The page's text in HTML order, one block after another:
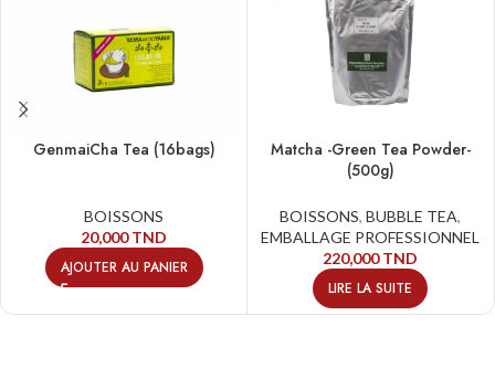
GenmaiCha Tea (16bags)
BOISSONS
20,000TND
AJOUTER AU PANIER
Matcha -Green Tea Powder-
(500g)
BOISSONS, BUBBLE TEA,
EMBALLAGE PROFESSIONNEL
220,000TND
LIRE LA SUITE